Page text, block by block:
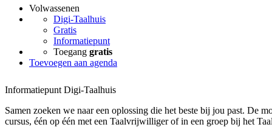
Volwassenen
Digi-Taalhuis
Gratis
Informatiepunt
Toegang gratis
Toevoegen aan agenda
Informatiepunt Digi-Taalhuis
Samen zoeken we naar een oplossing die het beste bij jou past. De
cursus, één op één met een Taalvrijwilliger of in een groep bij het